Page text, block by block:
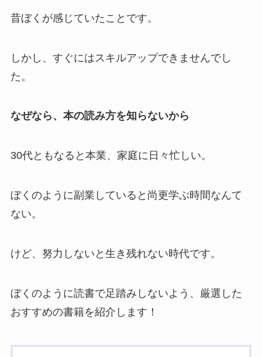
昔ぼくが感じていたことです。
しかし、すぐにはスキルアップできませんでし
た。
なぜなら、本の読み方を知らないから
30代ともなると本業、家庭に日々忙しい。
ぼくのように副業していると尚更学ぶ時間なんて
ない。
けど、努力しないと生き残れない時代です。
ぼくのように読書で足踏みしないよう、厳選した
おすすめの書籍を紹介します！